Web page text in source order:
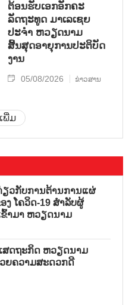
ຕ້ອນຮັບເອກອັກຄະ
ລັດຖະທູດ ມາເລເຊຍ
ປະຈຳ ຫວຽດນາມ
ສິ້ນສຸດອາຍຸການປະຕິບັດ
ງານ
05/08/2026 ຂ່າວສານ
ພີ່ມ
ວກັບການຕ້ານການແຜ່
ງ ໂຄວິດ-19 ສຳລັບຜູ້
ຂົ້າມາ ຫວຽດນາມ
ເສດຖະກິດ ຫວຽດນາມ
ຍຄວາມສະດວກດີ